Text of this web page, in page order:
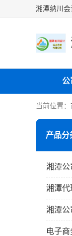
公
当前位置：
产品分
湘潭公
湘潭代
湘潭公
电子商